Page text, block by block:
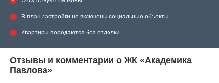
В план застройки не включены социальные объекты
Квартиры передаются без отделки
Отзывы и комментарии о ЖК «Академика
Павлова»